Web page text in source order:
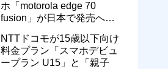
ホ「motorola edge 70
fusion」が日本で発売へ！
過
NTTドコモが15歳以下向け
料金プラン「スマホデビュ
ープラン U15」と「親子